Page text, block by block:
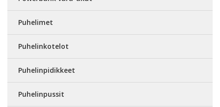
Puhelimet
Puhelinkotelot
Puhelinpidikkeet
Puhelinpussit